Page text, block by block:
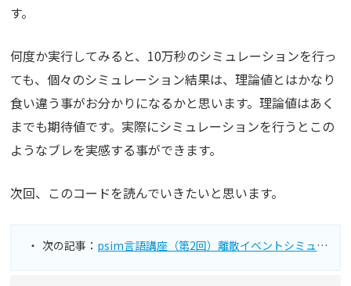
す。
何度か実行してみると、10万秒のシミュレーションを行っ
ても、個々のシミュレーション結果は、理論値とはかなり
食い違う事がお分かりになるかと思います。理論値はあく
までも期待値です。実際にシミュレーションを行うとこの
ようなブレを実感する事ができます。
次回、このコードを読んでいきたいと思います。
次の記事： psim言語講座（第2回）離散イベントシミュレーション（待ち行列 M/M/1モデル）を読んでみる